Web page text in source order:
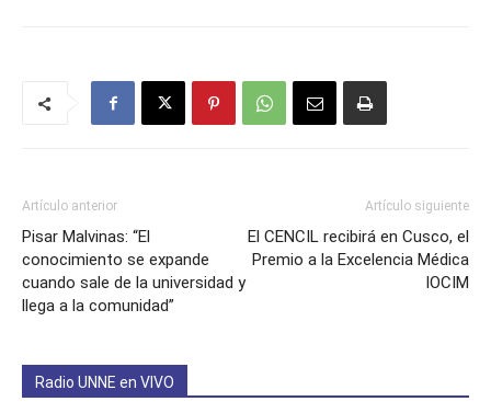
Artículo anterior
Pisar Malvinas: “El
conocimiento se expande
cuando sale de la universidad y
llega a la comunidad”
Artículo siguiente
El CENCIL recibirá en Cusco, el
Premio a la Excelencia Médica
IOCIM
Radio UNNE en VIVO